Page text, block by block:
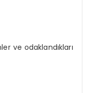
ve odaklandıkları